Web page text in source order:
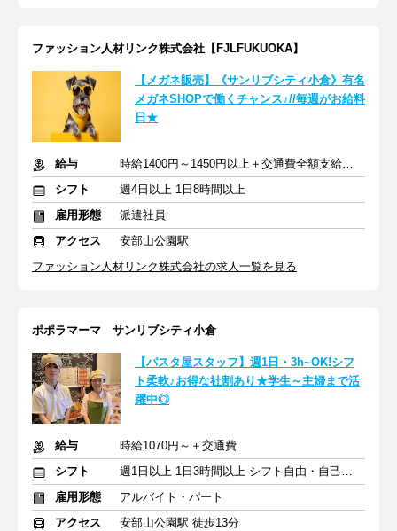
ファッション人材リンク株式会社【FJLFUKUOKA】
【メガネ販売】《サンリブシティ小倉》有名
メガネSHOPで働くチャンス♪//毎週がお給料
日★
給与
時給1400円～1450円以上＋交通費全額支給あり
シフト
週4日以上 1日8時間以上
雇用形態
派遣社員
アクセス
安部山公園駅
ファッション人材リンク株式会社の求人一覧を見る
ポポラマーマ サンリブシティ小倉
【パスタ屋スタッフ】週1日・3h~OK!シフ
ト柔軟♪お得な社割あり★学生～主婦まで活
躍中◎
給与
時給1070円～＋交通費
シフト
週1日以上 1日3時間以上 シフト自由・自己申告
雇用形態
アルバイト・パート
アクセス
安部山公園駅 徒歩13分